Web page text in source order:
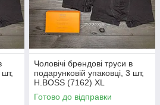
шт,
Чоловічі брендові труси в
подарунковій упаковці, 3 шт,
Н.ВОSS (7162) ХL
Готово до відправки